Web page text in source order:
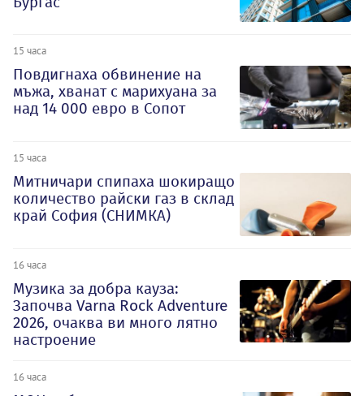
15 часа
Повдигнаха обвинение на
мъжа, хванат с марихуана за
над 14 000 евро в Сопот
15 часа
Митничари спипаха шокиращо
количество райски газ в склад
край София (СНИМКА)
16 часа
Музика за добра кауза:
Започва Varna Rock Adventure
2026, очаква ви много лятно
настроение
16 часа